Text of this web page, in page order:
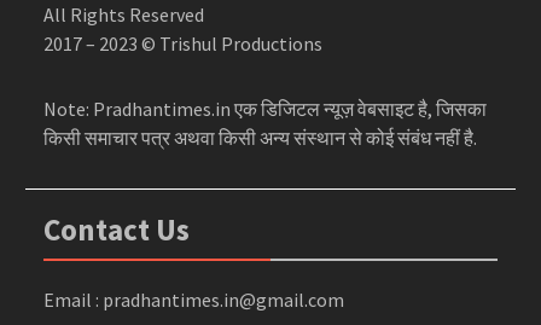
Sections
All Rights Reserved
2017 – 2023 © Trishul Productions
Note: Pradhantimes.in एक डिजिटल न्यूज़ वेबसाइट है, जिसका
किसी समाचार पत्र अथवा किसी अन्य संस्थान से कोई संबंध नहीं है.
Contact Us
Email : pradhantimes.in@gmail.com